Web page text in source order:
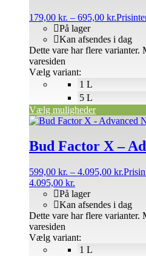
179,00 kr. – 695,00 kr.
På lager
Kan afsendes i dag
Vælg variant:
Vælg muligheder
Dette vare har flere varianter.
varesiden
1 L
5 L
Bud Factor X –
599,00 kr. – 4.095,00 kr.
4.095,00 kr.
På lager
Kan afsendes i dag
Vælg variant:
Dette vare har flere varianter.
varesiden
1 L